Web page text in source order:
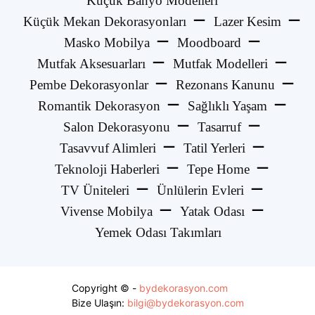
Küçük Mekan Dekorasyonları
Lazer Kesim
Masko Mobilya
Moodboard
Mutfak Aksesuarları
Mutfak Modelleri
Pembe Dekorasyonlar
Rezonans Kanunu
Romantik Dekorasyon
Sağlıklı Yaşam
Salon Dekorasyonu
Tasarruf
Tasavvuf Alimleri
Tatil Yerleri
Teknoloji Haberleri
Tepe Home
TV Üniteleri
Ünlülerin Evleri
Vivense Mobilya
Yatak Odası
Yemek Odası Takımları
Copyright © - bydekorasyon.com
Bize Ulaşın: bilgi@bydekorasyon.com